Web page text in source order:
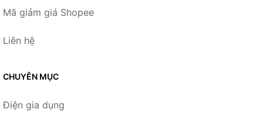
Mã giảm giá Shopee
Liên hệ
CHUYÊN MỤC
Điện gia dụng